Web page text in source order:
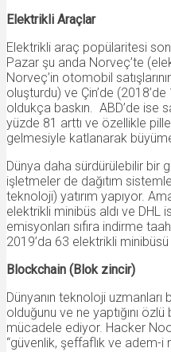
Elektrikli Araçlar
Elektrikli araç popülaritesi
Pazar şu anda Norveç’te
Norveç’in otomobil
oluşturdu) ve Çin’de
oldukça baskın. ABD’de ise
yüzde 81 arttı ve özellikle
gelmesiyle katlanarak
Dünya daha sürdürülebilir bir
işletmeler de dağıtım
teknoloji) yatırım yapıyor.
elektrikli minibüs aldı ve DHL
emisyonları sıfıra indirme
2019’da 63 elektrikli minibüsü
Blockchain (Blok zincir)
Dünyanın teknoloji uzmanları
olduğunu ve ne yaptığını
mücadele ediyor. Hacker
“güvenlik, şeffaflık ve adem-